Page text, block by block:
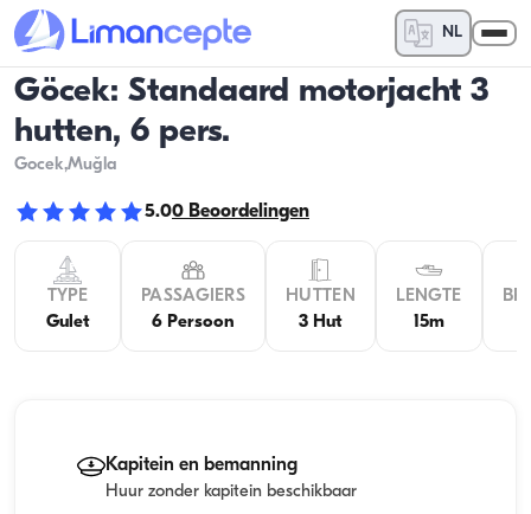
NL
Göcek: Standaard motorjacht 3
hutten, 6 pers.
Gocek,Muğla
5.00 Beoordelingen
TYPE
Gulet
PASSAGIERS
6 Persoon
HUTTEN
3 Hut
LENGTE
15m
Kapitein en bemanning
Huur zonder kapitein beschikbaar